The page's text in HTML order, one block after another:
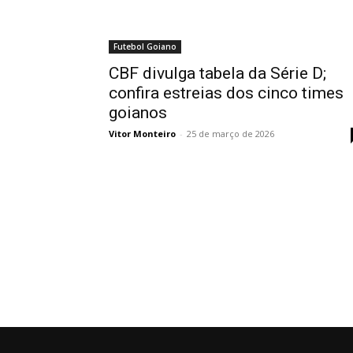
Futebol Goiano
CBF divulga tabela da Série D;
confira estreias dos cinco times
goianos
Vitor Monteiro - 25 de março de 2026